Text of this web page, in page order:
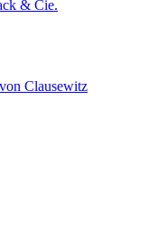
& Cie.
Clausewitz